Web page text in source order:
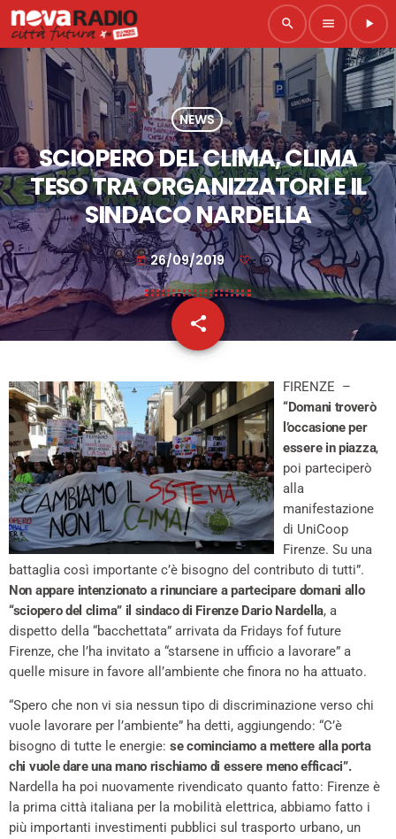
search menu play_arrow
NEWS
SCIOPERO DEL CLIMA, CLIMA
TESO TRA ORGANIZZATORI E IL
SINDACO NARDELLA
today 26/09/2019
share
email
FIRENZE –
“Domani troverò
l’occasione per
essere in piazza,
poi parteciperò
alla
manifestazione
di UniCoop
Firenze. Su una
battaglia così importante c’è bisogno del contributo di tutti”.
Non appare intenzionato a rinunciare a partecipare domani allo
“sciopero del clima” il sindaco di Firenze Dario Nardella, a
dispetto della “bacchettata” arrivata da Fridays fof future
Firenze, che l’ha invitato a “starsene in ufficio a lavorare” a
quelle misure in favore all’ambiente che finora no ha attuato.
“Spero che non vi sia nessun tipo di discriminazione verso chi
vuole lavorare per l’ambiente” ha detti, aggiungendo: “C’è
bisogno di tutte le energie: se cominciamo a mettere alla porta
chi vuole dare una mano rischiamo di essere meno efficaci”.
Nardella ha poi nuovamente rivendicato quanto fatto: Firenze è
la prima città italiana per la mobilità elettrica, abbiamo fatto i
più importanti investimenti pubblici sul trasporto urbano, un